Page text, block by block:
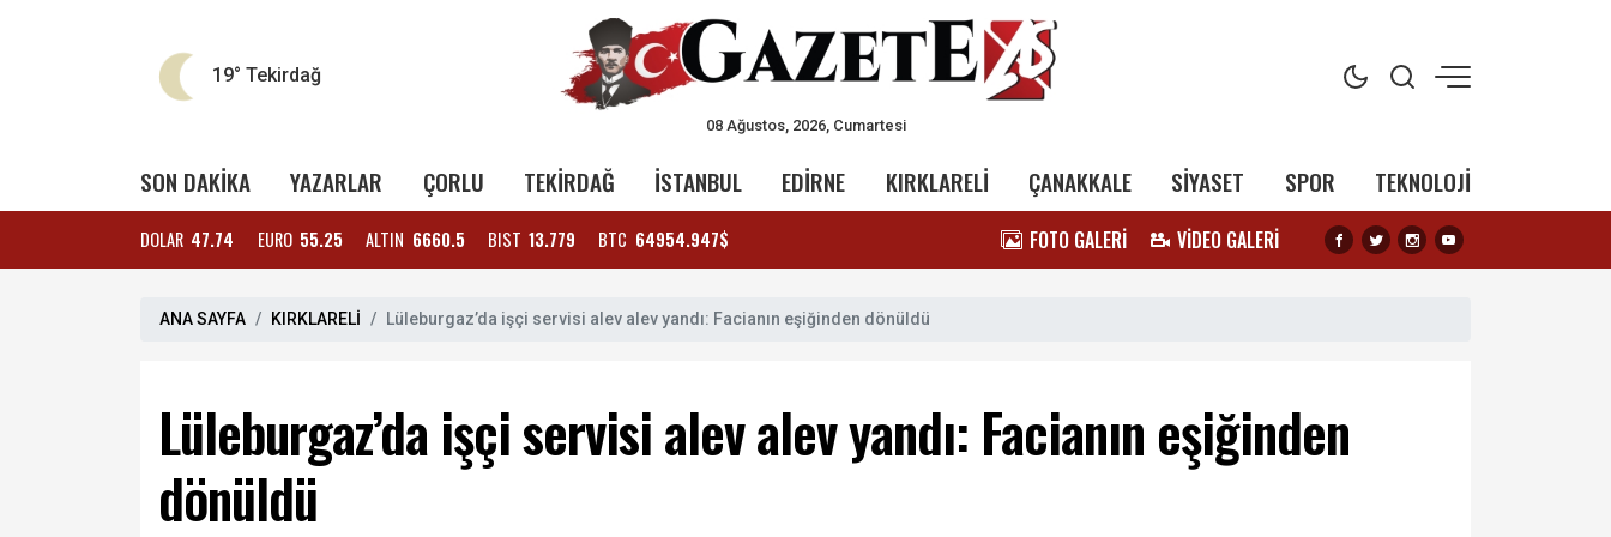
19° Tekirdağ
08 Ağustos, 2026, Cumartesi
SON DAKİKA YAZARLAR ÇORLU TEKİRDAĞ İSTANBUL EDİRNE KIRKLARELİ ÇANAKKALE SİYASET SPOR TEKNOLOJİ
DOLAR 47.74 EURO 55.25 ALTIN 6660.5 BIST 13.779 BTC 64954.947$ FOTO GALERİ VİDEO GALERİ
ANA SAYFA KIRKLARELİ Lüleburgaz’da işçi servisi alev alev yandı: Facianın eşiğinden dönüldü
Lüleburgaz’da işçi servisi alev alev yandı: Facianın eşiğinden
dönüldü